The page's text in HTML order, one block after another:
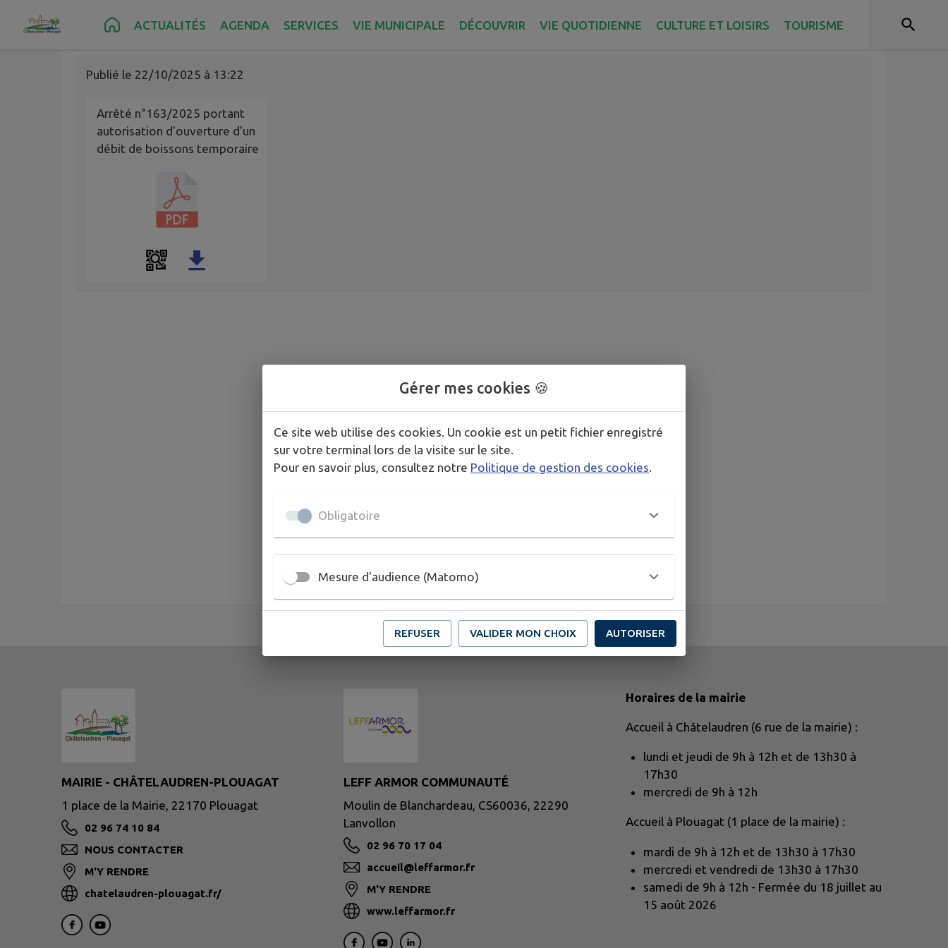
Contenu Menu Recherche Pied de page
ACTUALITÉS AGENDA SERVICES VIE MUNICIPALE DÉCOUVRIR VIE QUOTIDIENNE CULTURE ET LOISIRS TOURISME
de boissons temporaire
Publié le 22/10/2025 à 13:22
Arrêté n°163/2025 portant
autorisation d'ouverture d'un
débit de boissons temporaire
MAIRIE - CHÂTELAUDREN-PLOUAGAT
1 place de la Mairie, 22170 Plouagat
02 96 74 10 84
NOUS CONTACTER
M'Y RENDRE
chatelaudren-plouagat.fr/
LEFF ARMOR COMMUNAUTÉ
Moulin de Blanchardeau, CS60036, 22290
Lanvollon
02 96 70 17 04
accueil@leffarmor.fr
M'Y RENDRE
www.leffarmor.fr
Horaires de la mairie
Accueil à Châtelaudren (6 rue de la mairie) :
lundi et jeudi de 9h à 12h et de 13h30 à
17h30
mercredi de 9h à 12h
Accueil à Plouagat (1 place de la mairie) :
mardi de 9h à 12h et de 13h30 à 17h30
mercredi et vendredi de 13h30 à 17h30
samedi de 9h à 12h - Fermée du 18 juillet au
15 août 2026
Gérer mes cookies 🍪
Ce site web utilise des cookies. Un cookie est un petit fichier enregistré
sur votre terminal lors de la visite sur le site.
Pour en savoir plus, consultez notre Politique de gestion des cookies
Obligatoire
Mesure d'audience (Matomo)
REFUSER VALIDER MON CHOIX AUTORISER